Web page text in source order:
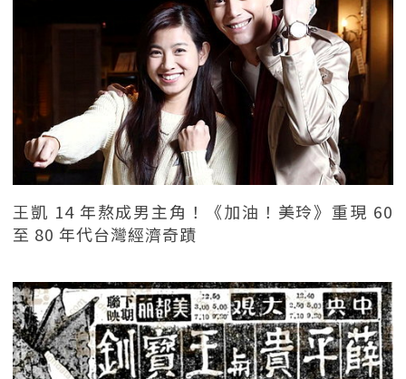
王凱 14 年熬成男主角！《加油！美玲》重現 60
至 80 年代台灣經濟奇蹟